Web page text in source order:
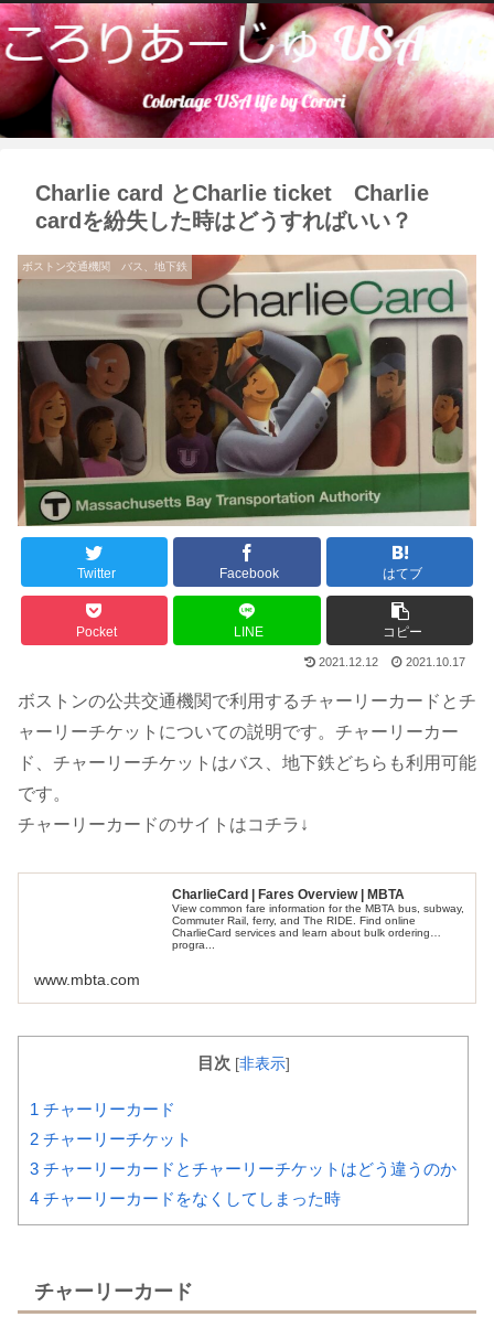
Charlie card とCharlie ticket Charlie
cardを紛失した時はどうすればいい？
ボストン交通機関 バス、地下鉄
Twitter Facebook はてブ
Pocket LINE コピー
2021.12.12 2021.10.17
ボストンの公共交通機関で利用するチャーリーカードとチ
ャーリーチケットについての説明です。チャーリーカー
ド、チャーリーチケットはバス、地下鉄どちらも利用可能
です。
チャーリーカードのサイトはコチラ↓
CharlieCard | Fares Overview | MBTA
View common fare information for the MBTA bus, subway,
Commuter Rail, ferry, and The RIDE. Find online
CharlieCard services and learn about bulk ordering
progra...
www.mbta.com
目次 [非表示]
1 チャーリーカード
2 チャーリーチケット
3 チャーリーカードとチャーリーチケットはどう違うのか
4 チャーリーカードをなくしてしまった時
チャーリーカード